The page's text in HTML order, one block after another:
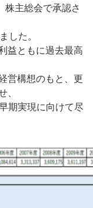
株主総会で承認さ
した。
益ともに過去最高
営構想のもと、更
、
期実現に向けて尽